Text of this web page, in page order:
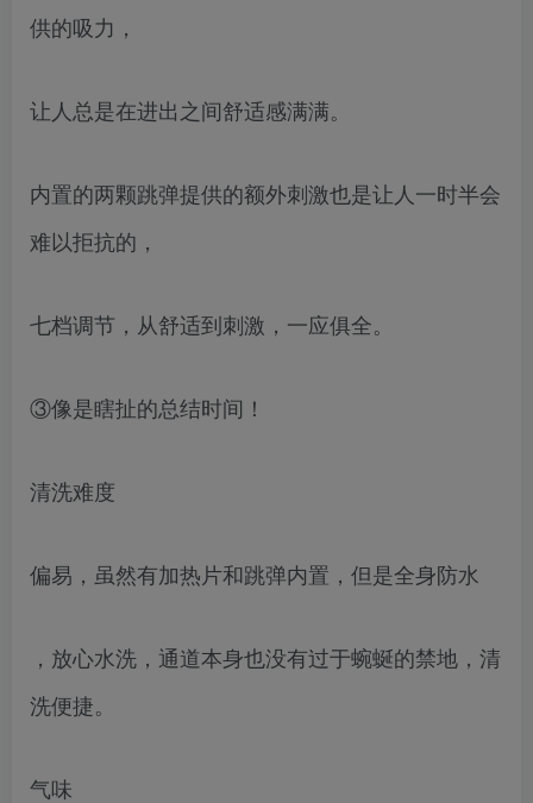
供的吸力，
让人总是在进出之间舒适感满满。
内置的两颗跳弹提供的额外刺激也是让人一时半会
难以拒抗的，
七档调节，从舒适到刺激，一应俱全。
③像是瞎扯的总结时间！
清洗难度
偏易，虽然有加热片和跳弹内置，但是全身防水
，放心水洗，通道本身也没有过于蜿蜒的禁地，清
洗便捷。
气味